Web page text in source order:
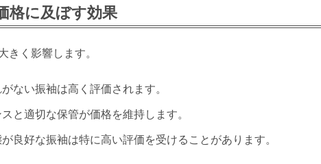
格に及ぼす効果
く影響します。
ない振袖は高く評価されます。
と適切な保管が価格を維持します。
良好な振袖は特に高い評価を受けることがあります。